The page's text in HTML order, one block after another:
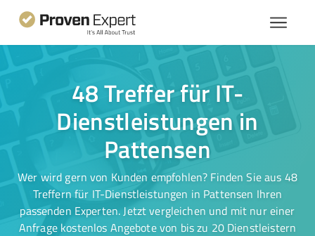
48 Treffer für IT-
Dienstleistungen in
Pattensen
Wer wird gern von Kunden empfohlen? Finden Sie aus 48
Treffern für IT-Dienstleistungen in Pattensen Ihren
passenden Experten. Jetzt vergleichen und mit nur einer
Anfrage kostenlos Angebote von bis zu 20 Dienstleistern